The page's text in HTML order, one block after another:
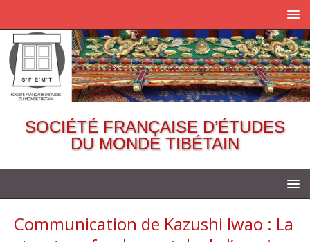
SOCIÉTÉ FRANÇAISE D’ÉTUDES
DU MONDE TIBÉTAIN
Communication de Kazushi Iwao : La